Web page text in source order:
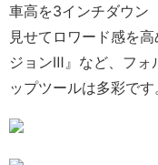
車高を3インチダウン
見せてロワード感を
ジョンⅢ』など、フォ
ップツールは多彩です